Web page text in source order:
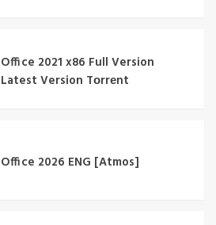
Office 2021 x86 Full Version
Latest Version Tоrrеnt
Office 2026 ENG [Atmos]